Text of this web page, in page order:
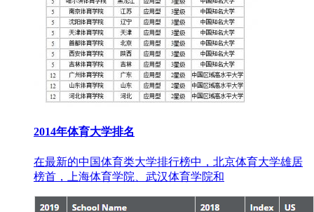
2014年体育大学排名
在最新的中国体育类大学排行榜中，北京体育大学雄居
榜首，上海体育学院、武汉体育学院和